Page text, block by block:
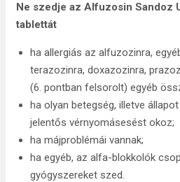
Ne szedje az Alfuzosin Sandoz
tablettát
ha allergiás az alfuzozinra,
terazozinra, doxazozinra,
(6. pontban felsorolt) egyéb
ha olyan betegség, illetve
jelentős vérnyomásesést okoz;
ha májproblémái vannak;
ha egyéb, az alfa-blokkolók
gyógyszereket szed.